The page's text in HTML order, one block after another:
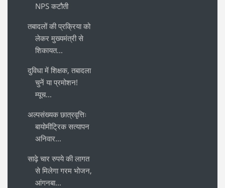
NPS कटौती
तबादलों की प्रक्रिया को
लेकर मुख्यमंत्री से
शिकायत...
दुविधा में शिक्षक, तबादला
चुनें या प्रमोशन!
म्यूच...
अल्पसंख्यक छात्रवृत्तिः
बायोमीट्रिक सत्यापन
अनिवार...
साढ़े चार रुपये की लागत
से मिलेगा गरम भोजन,
आंगनबा...